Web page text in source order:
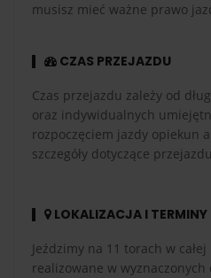
musisz mieć ważne prawo
CZAS PRZEJAZDU
Czas przejazdu zależy od
oraz indywidualnych
rozpoczęciem jazdy opiekun
szczegóły dotyczące
LOKALIZACJA I TERMINY
Jeździmy na 11 torach w
realizowane w